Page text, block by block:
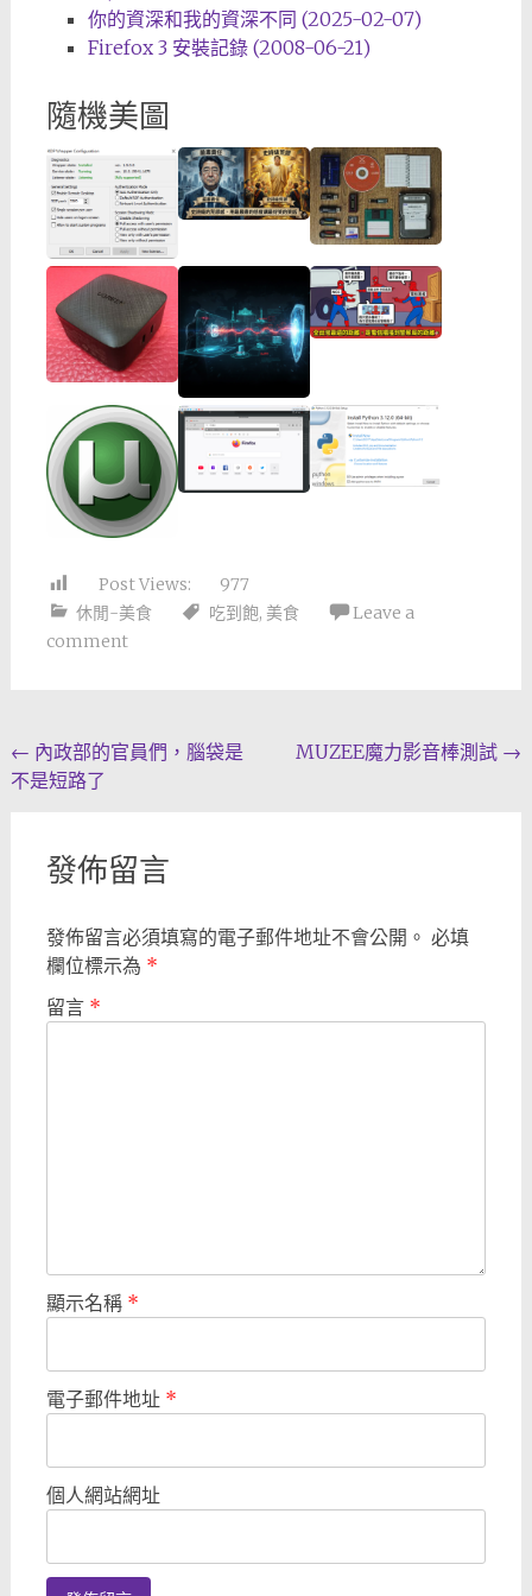
你的資深和我的資深不同 (2025-02-07)
Firefox 3 安裝記錄 (2008-06-21)
隨機美圖
Post Views:
977
休閒-美食
吃到飽, 美食
Leave a
comment
Post
navigation
← 內政部的官員們，腦袋是
不是短路了
MUZEE魔力影音棒測試 →
發佈留言
發佈留言必須填寫的電子郵件地址不會公開。 必填
欄位標示為 *
留言 *
顯示名稱 *
電子郵件地址 *
個人網站網址